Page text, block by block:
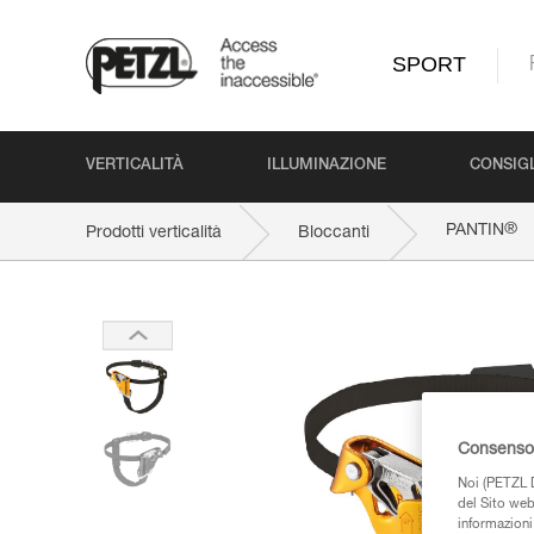
SPORT
VERTICALITÀ ILLUMINAZIONE
Prodotti verticalità Bloccanti PANTIN®
Noi
del Sito